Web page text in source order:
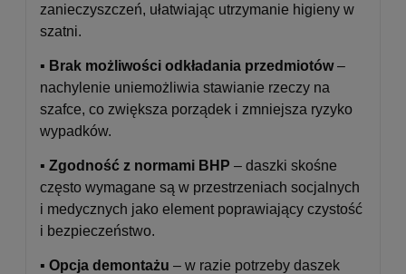
zanieczyszczeń, ułatwiając utrzymanie higieny w
szatni.
▪️ Brak możliwości odkładania przedmiotów–
nachylenie uniemożliwia stawianie rzeczy na
szafce, co zwiększa porządek i zmniejsza ryzyko
wypadków.
▪️ Zgodność z normami BHP – daszki skośne
często wymagane są w przestrzeniach socjalnych
i medycznych jako element poprawiający czystość
i bezpieczeństwo.
▪️ Opcja demontażu – w razie potrzeby daszek